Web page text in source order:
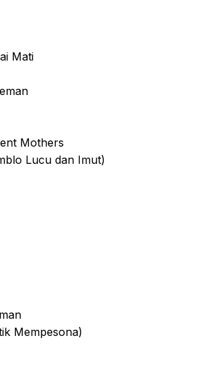
Mati
Mothers
Lucu dan Imut)
Mempesona)